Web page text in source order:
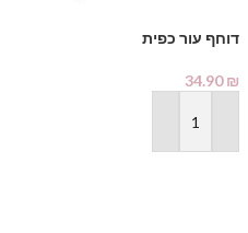
דוחף עור כפית
34.90₪
הוספה לסל